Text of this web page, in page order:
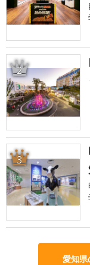
2
3
愛知県